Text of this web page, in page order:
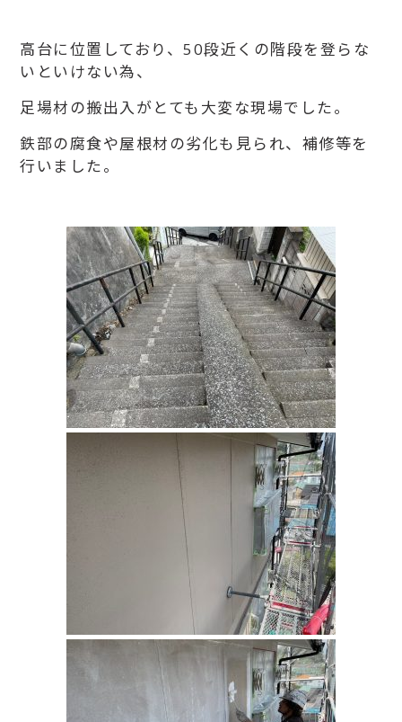
高台に位置しており、50段近くの階段を登らな
いといけない為、
足場材の搬出入がとても大変な現場でした。
鉄部の腐食や屋根材の劣化も見られ、補修等を
行いました。